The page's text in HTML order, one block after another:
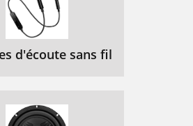
d'écoute sans fil